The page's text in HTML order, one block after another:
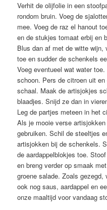
Verhit de olijfolie in een
rondom bruin. Voeg de
mee. Voeg de raz el hanout
en de stukjes tomaat erbij en
Blus dan af met de witte wijn,
toe en sudder de schenkels
Voeg eventueel wat water
schoon. Pers de citroen uit
schaal. Maak de artisjokjes
blaadjes. Snijd ze dan in
Leg de partjes meteen in het
Als je mooie verse
gebruiken. Schil de steeltjes
artisjokken bij de schenkels.
de aardappelblokjes toe.
en breng verder op smaak
groene salade. Zoals
ook nog saus, aardappel en
onze maaltijd voor vandaag